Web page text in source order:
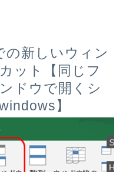
の新しいウィン
ット【同じフ
ドウで開くシ
】